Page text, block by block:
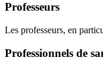
Professeurs
Les professeurs, en
Professionnels de